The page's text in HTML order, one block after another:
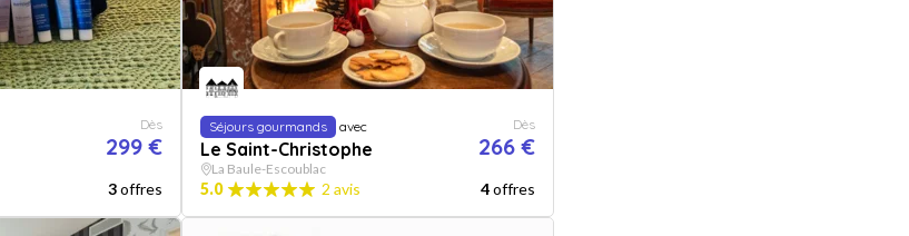
Dès
299 €
3offres
Séjours gourmands avec
Le Saint-Christophe
Dès
266 €
La Baule-Escoublac
5.0 2 avis 4offres